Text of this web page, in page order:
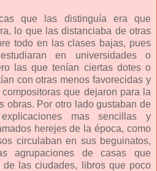
que las distinguía era que
lo que las distanciaba de otras
todo en las clases bajas, pues
en universidades o
las que tenían ciertas dotes o
con otras menos favorecidas y
que dejaron para la
obras. Por otro lado gustaban de
mas sencillas y
herejes de la época, como
circulaban en sus beguinatos,
agrupaciones de casas que
las ciudades, libros que poco